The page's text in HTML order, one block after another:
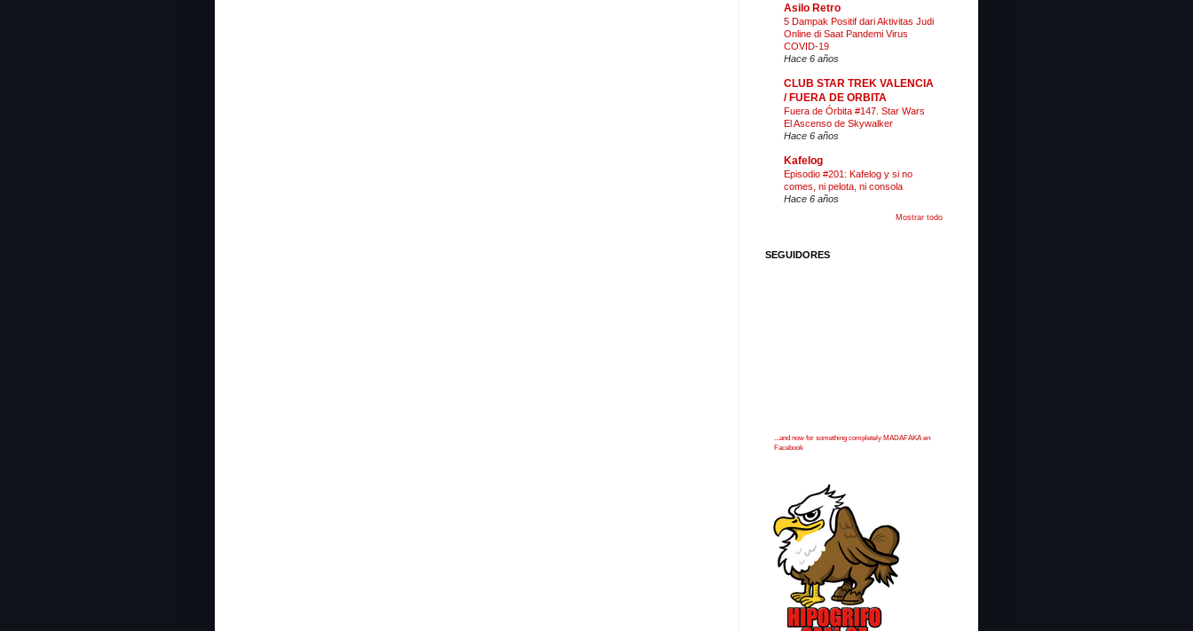
Asilo Retro
5 Dampak Positif dari Aktivitas Judi
Online di Saat Pandemi Virus
COVID-19
Hace 6 años
CLUB STAR TREK VALENCIA
/ FUERA DE ORBITA
Fuera de Órbita #147. Star Wars
El Ascenso de Skywalker
Hace 6 años
Kafelog
Episodio #201: Kafelog y si no
comes, ni pelota, ni consola
Hace 6 años
Mostrar todo
SEGUIDORES
...and now for something completely MADAFAKA en
Facebook